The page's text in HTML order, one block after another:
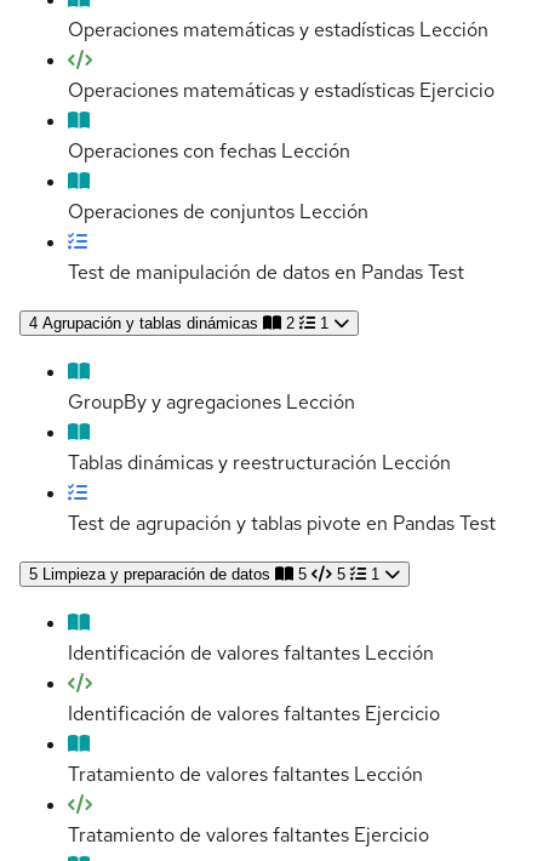
Operaciones matemáticas y estadísticas Lección
Operaciones matemáticas y estadísticas Ejercicio
Operaciones con fechas Lección
Operaciones de conjuntos Lección
Test de manipulación de datos en PandasTest
4 Agrupación y tablas dinámicas 2 1
GroupBy y agregaciones Lección
Tablas dinámicas y reestructuración Lección
Test de agrupación y tablas pivote en PandasTest
5 Limpieza y preparación de datos 5 5 1
Identificación de valores faltantes Lección
Identificación de valores faltantes Ejercicio
Tratamiento de valores faltantes Lección
Tratamiento de valores faltantes Ejercicio